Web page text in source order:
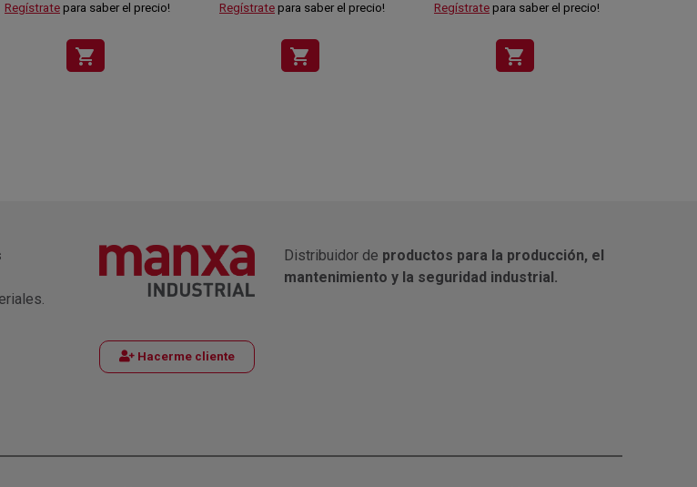
Regístrate para saber el precio!
shopping_cart
Regístrate para saber el precio!
shopping_cart
Regístrate para saber el precio!
shopping_cart
Hacerme cliente
Distribuidor de productos para la producción, el
mantenimiento y la seguridad industrial.